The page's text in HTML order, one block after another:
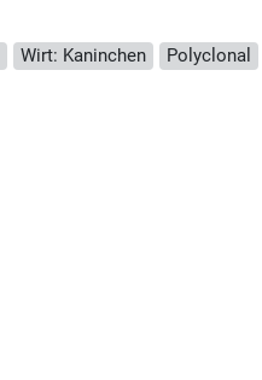
Wirt: Kaninchen Polyclonal